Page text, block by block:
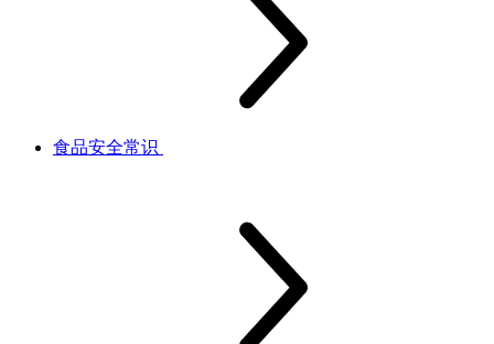
食品安全常识